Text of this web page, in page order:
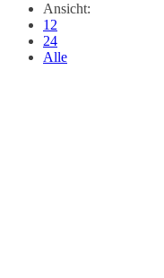
Ansicht:
12
24
Alle